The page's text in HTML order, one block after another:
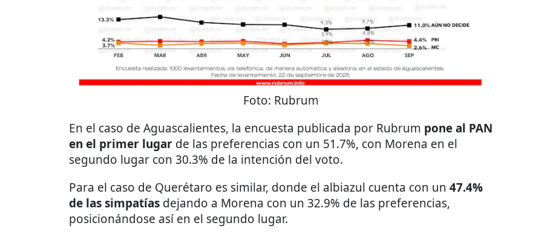
Foto: Rubrum
En el caso de Aguascalientes, la encuesta publicada por Rubrum pone al PAN
en el primer lugar de las preferencias con un 51.7%, con Morena en el
segundo lugar con 30.3% de la intención del voto.
Para el caso de Querétaro es similar, donde el albiazul cuenta con un 47.4%
de las simpatías dejando a Morena con un 32.9% de las preferencias,
posicionándose así en el segundo lugar.